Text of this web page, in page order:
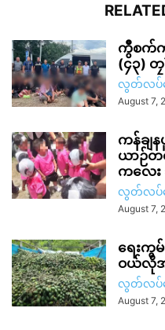
ကွဳစက်ကၠ
(၄၃)
လွတ်လပ်သ
August 7,
ကန်ချ
ယာဉ်တ
ကလေး
လွတ်လပ်သ
August 7,
ရေးကွ
ဝယ်လိုအ
လွတ်လပ်သ
August 7,